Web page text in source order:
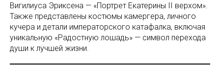
Вигилиуса Эриксена — «Портрет Екатерины II верхом».
Также представлены костюмы камергера, личного
кучера и детали императорского катафалка, включая
уникальную «Радостную лошадь» — символ перехода
души к лучшей жизни.